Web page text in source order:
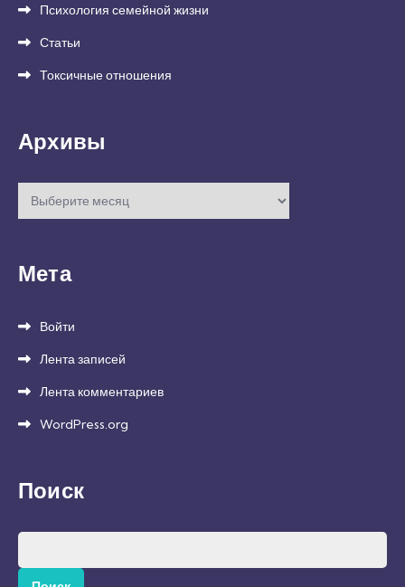
Психология семейной жизни
Статьи
Токсичные отношения
Архивы
Архивы
Мета
Войти
Лента записей
Лента комментариев
WordPress.org
Поиск